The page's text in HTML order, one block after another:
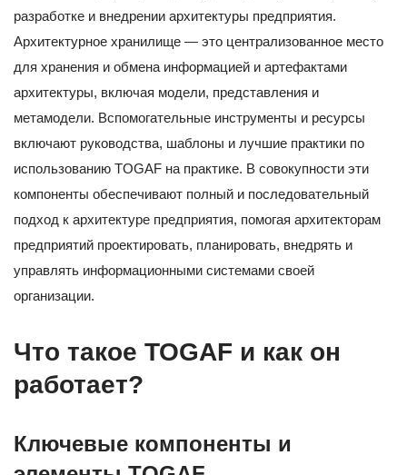
разработке и внедрении архитектуры предприятия.
Архитектурное хранилище — это централизованное место
для хранения и обмена информацией и артефактами
архитектуры, включая модели, представления и
метамодели. Вспомогательные инструменты и ресурсы
включают руководства, шаблоны и лучшие практики по
использованию TOGAF на практике. В совокупности эти
компоненты обеспечивают полный и последовательный
подход к архитектуре предприятия, помогая архитекторам
предприятий проектировать, планировать, внедрять и
управлять информационными системами своей
организации.
Что такое TOGAF и как он
работает?
Ключевые компоненты и